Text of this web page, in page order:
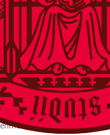
Themen erfolgreicher
Standortbestimmung,
Karriere-Coach
an Hochschulen
in
im